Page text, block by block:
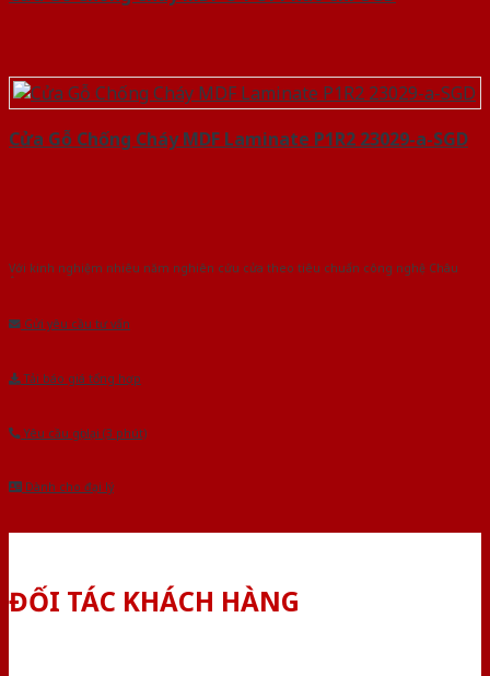
Cửa Gỗ Chống Cháy MDF Laminate P1R2 23029-a-SGD
Với kinh nghiệm nhiêu năm nghiên cứu cửa theo tiêu chuẩn công nghệ Châu
Gửi yêu cầu tư vấn
Tải báo giá tổng hợp
Yêu cầu gọi lại (3 phút)
Dành cho đại lý
ĐỐI TÁC KHÁCH HÀNG